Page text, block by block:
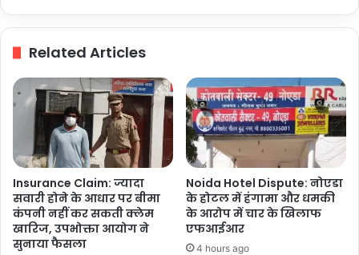
क्रेजRelated Articles
Insurance Claim: ज्यादा
सवारी होने के आधार पर बीमा
कंपनी नहीं कर सकती क्लेम
खारिज, उपभोक्ता आयोग ने
सुनाया फैसला
Noida Hotel Dispute: नोएडा
के होटल में हंगामा और धमकी
के आरोप में चार के खिलाफ
एफआईआर
4 hours ago